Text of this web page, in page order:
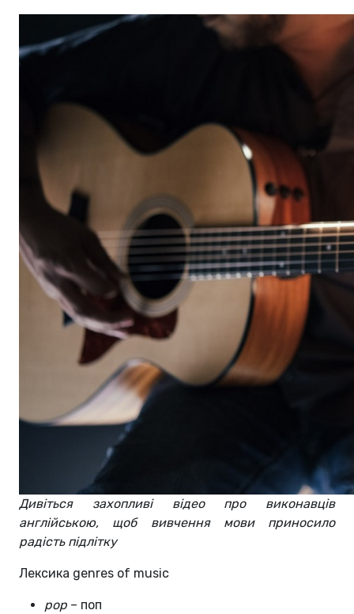
Дивіться захопливі відео про виконавців
англійською, щоб вивчення мови приносило
радість підлітку
Лексика genres of music
pop – поп